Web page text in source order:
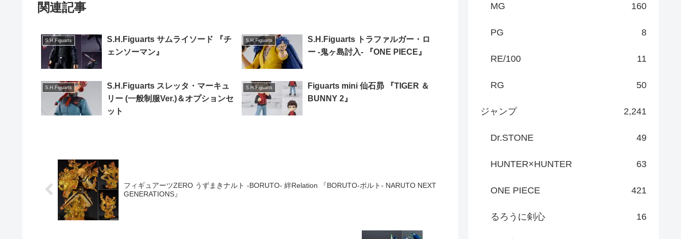
関連記事
S.H.Figuarts
S.H.Figuarts サムライソード 『チ
ェンソーマン』
S.H.Figuarts
S.H.Figuarts トラファルガー・ロ
ー -鬼ヶ島討入- 『ONE PIECE』
S.H.Figuarts
S.H.Figuarts スレッタ・マーキュ
リー (一般制服Ver.)＆オプションセ
ット
S.H.Figuarts
Figuarts mini 仙石昴 『TIGER ＆
BUNNY 2』
フィギュアーツZERO うずまきナルト -BORUTO- 絆Relation 『BORUTO-ボルト- NARUTO NEXT
GENERATIONS』
MG 160
PG 8
RE/100 11
RG 50
ジャンプ 2,241
Dr.STONE 49
HUNTER×HUNTER 63
ONE PIECE 421
るろうに剣心 16